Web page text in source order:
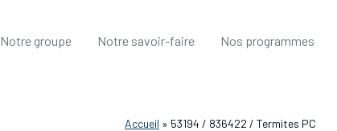
Notre groupe Notre savoir-faire Nos programmes
Accueil » 53194 / 836422 / Termites PC